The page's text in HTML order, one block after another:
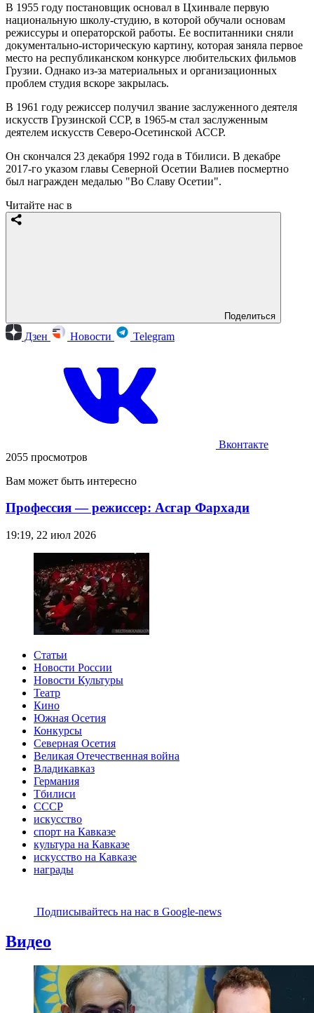
В 1955 году постановщик основал в Цхинвале первую
национальную школу-студию, в которой обучали основам
режиссуры и операторской работы. Ее воспитанники сняли
документально-историческую картину, которая заняла первое
место на республиканском конкурсе любительских фильмов
Грузии. Однако из-за материальных и организационных
проблем студия вскоре закрылась.
В 1961 году режиссер получил звание заслуженного деятеля
искусств Грузинской ССР, в 1965-м стал заслуженным
деятелем искусств Северо-Осетинской АССР.
Он скончался 23 декабря 1992 года в Тбилиси. В декабре
2017-го указом главы Северной Осетии Валиев посмертно
был награжден медалью "Во Славу Осетии".
Читайте нас в
Поделиться
Дзен Новости Telegram
Вконтакте
2055 просмотров
Вам может быть интересно
Профессия — режиссер: Асгар Фархади
19:19, 22 июл 2026
Статьи
Новости России
Новости Культуры
Театр
Кино
Южная Осетия
Конкурсы
Северная Осетия
Великая Отечественная война
Владикавказ
Германия
Тбилиси
СССР
искусство
спорт на Кавказе
культура на Кавказе
искусство на Кавказе
награды
Подписывайтесь на наc в Google-news
Видео